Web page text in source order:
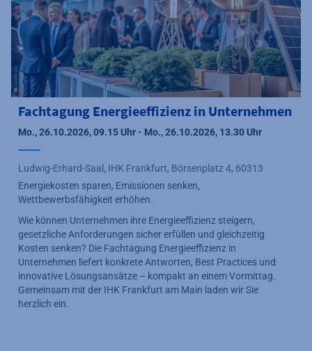
Fachtagung Energieeffizienz in Unternehmen
Mo., 26.10.2026, 09.15 Uhr - Mo., 26.10.2026, 13.30 Uhr
Ludwig-Erhard-Saal, IHK Frankfurt, Börsenplatz 4, 60313
Energiekosten sparen, Emissionen senken,
Wettbewerbsfähigkeit erhöhen.
Wie können Unternehmen ihre Energieeffizienz steigern,
gesetzliche Anforderungen sicher erfüllen und gleichzeitig
Kosten senken? Die Fachtagung Energieeffizienz in
Unternehmen liefert konkrete Antworten, Best Practices und
innovative Lösungsansätze – kompakt an einem Vormittag.
Gemeinsam mit der IHK Frankfurt am Main laden wir Sie
herzlich ein.